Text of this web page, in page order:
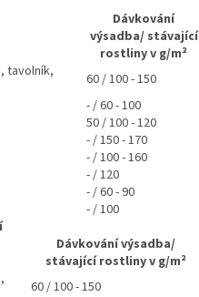
Dávkování
výsadba/ stávající
rostliny v g/m²
tavolník,
60 / 100 - 150
- / 60 - 100
50 / 100 - 120
- / 150 - 170
- / 100 - 160
- / 120
- / 60 - 90
- / 100
Dávkování výsadba/
stávající rostliny v g/m²
60 / 100 - 150